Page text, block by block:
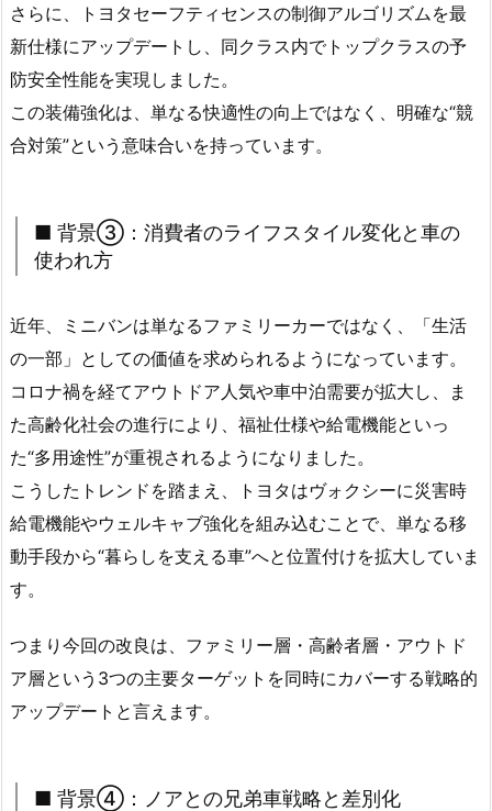
さらに、トヨタセーフティセンスの制御アルゴリズムを最
新仕様にアップデートし、同クラス内でトップクラスの予
防安全性能を実現しました。
この装備強化は、単なる快適性の向上ではなく、明確な“競
合対策”という意味合いを持っています。
■ 背景③：消費者のライフスタイル変化と車の
使われ方
近年、ミニバンは単なるファミリーカーではなく、「生活
の一部」としての価値を求められるようになっています。
コロナ禍を経てアウトドア人気や車中泊需要が拡大し、ま
た高齢化社会の進行により、福祉仕様や給電機能といっ
た“多用途性”が重視されるようになりました。
こうしたトレンドを踏まえ、トヨタはヴォクシーに災害時
給電機能やウェルキャブ強化を組み込むことで、単なる移
動手段から“暮らしを支える車”へと位置付けを拡大していま
す。
つまり今回の改良は、ファミリー層・高齢者層・アウトド
ア層という3つの主要ターゲットを同時にカバーする戦略的
アップデートと言えます。
■ 背景④：ノアとの兄弟車戦略と差別化